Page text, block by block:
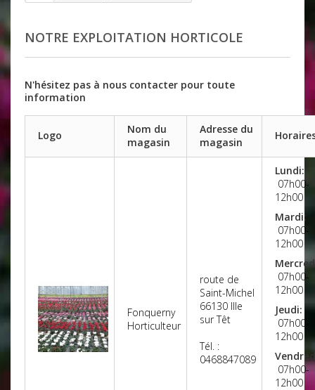
NOTRE EXPLOITATION HORTICOLE
N'hésitez pas à nous contacter pour toute
information
Logo
Nom du
magasin
Adresse du
magasin
Fonquerny
Horticulteur
route de
Saint-Michel
66130 Ille
sur Têt
Tél. :
0468847089
Lundi:
07h00-
12h00
Mardi:
07h00-
12h00
07h00-
12h00
Jeudi:
07h00-
12h00
07h00-
12h00